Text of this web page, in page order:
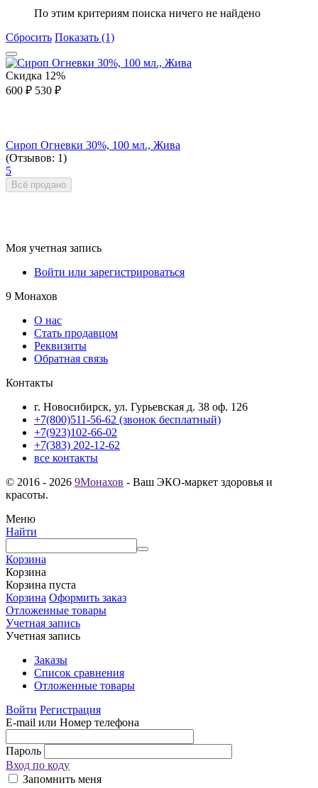
По этим критериям поиска ничего не найдено
Сбросить Показать (1)
Скидка 12%
600 ₽ 530 ₽
Сироп Огневки 30%, 100 мл., Жива
(Отзывов: 1)
5
Всё продано
Моя учетная запись
Войти или зарегистрироваться
9 Монахов
О нас
Стать продавцом
Реквизиты
Обратная связь
Контакты
г. Новосибирск, ул. Гурьевская д. 38 оф. 126
+7(800)511-56-62 (звонок бесплатный)
+7(923)102-66-02
+7(383) 202-12-62
все контакты
© 2016 - 2026 9Монахов - Ваш ЭКО-маркет здоровья и
красоты.
Меню
Найти
Корзина
Корзина
Корзина пуста
Корзина Оформить заказ
Отложенные товары
Учетная запись
Учетная запись
Заказы
Список сравнения
Отложенные товары
Войти Регистрация
E-mail или Номер телефона
Пароль
Вход по коду
Запомнить меня